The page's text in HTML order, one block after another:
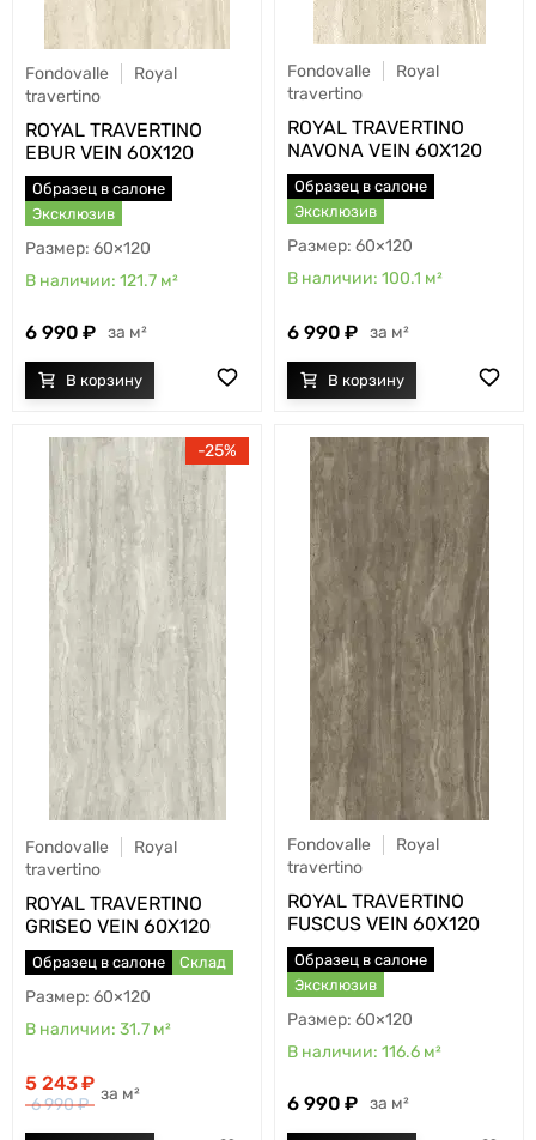
Fondovalle
Royal
travertino
ROYAL TRAVERTINO
EBUR VEIN 60X120
Образец в салоне
Эксклюзив
60×120
121.7 м²
6 990 м²
Fondovalle
Royal
travertino
ROYAL TRAVERTINO
NAVONA VEIN 60X120
Образец в салоне
Эксклюзив
60×120
100.1 м²
6 990 м²
25
Fondovalle
Royal
travertino
ROYAL TRAVERTINO
GRISEO VEIN 60X120
Образец в салоне Склад
60×120
31.7 м²
5 243
6 990
м²
Fondovalle
Royal
travertino
ROYAL TRAVERTINO
FUSCUS VEIN 60X120
Образец в салоне
Эксклюзив
60×120
116.6 м²
6 990 м²